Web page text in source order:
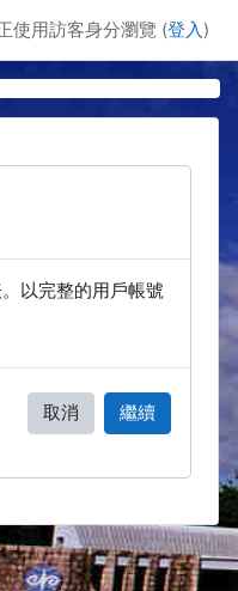
使用訪客身分瀏覽 (登入 )
以完整的用戶帳號
取消 繼續